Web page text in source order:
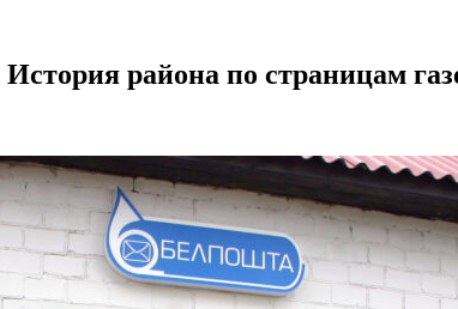
История района по страницам